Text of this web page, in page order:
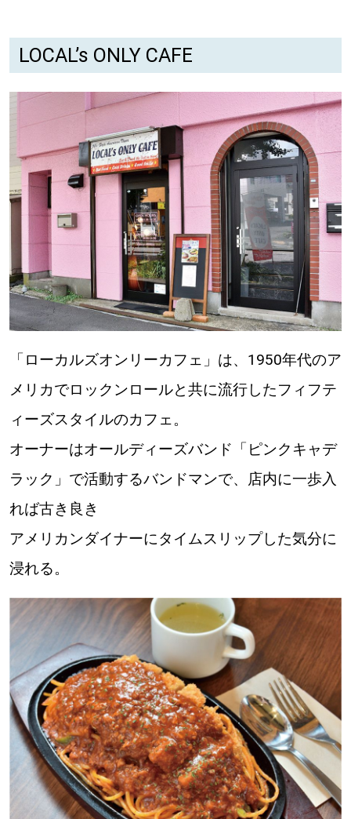
北海道で暮らす、あなたとつくる、
パートナーメディア Sitakkeパートナー
情報提供・お問い合わせ
プライバシーポリシー
閉じる
【暮らしの知恵を身につけたい】
【道央のお気に入りを見つけたい】
【道北のお気に入りを見つけたい】
【道東のお気に入りを見つけたい】
LOCAL’s ONLY CAFE
「ローカルズオンリーカフェ」は、1950年代のア
メリカでロックンロールと共に流行したフィフテ
ィーズスタイルのカフェ。
オーナーはオールディーズバンド「ピンクキャデ
ラック」で活動するバンドマンで、店内に一歩入
れば古き良き
アメリカンダイナーにタイムスリップした気分に
浸れる。